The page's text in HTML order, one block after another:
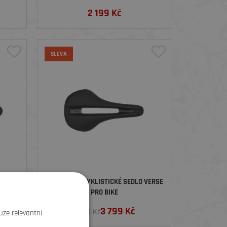
2 199 Kč
SLEVA
BONTRAGER CYKLISTICKÉ SEDLO VERSE
PRO BIKE
5 799 Kč3 799 Kč
relevantní